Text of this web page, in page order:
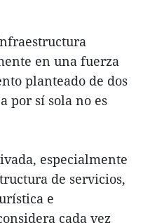
en una fuerza
planteado de dos
por sí sola no es
especialmente
de servicios,
e
cada vez